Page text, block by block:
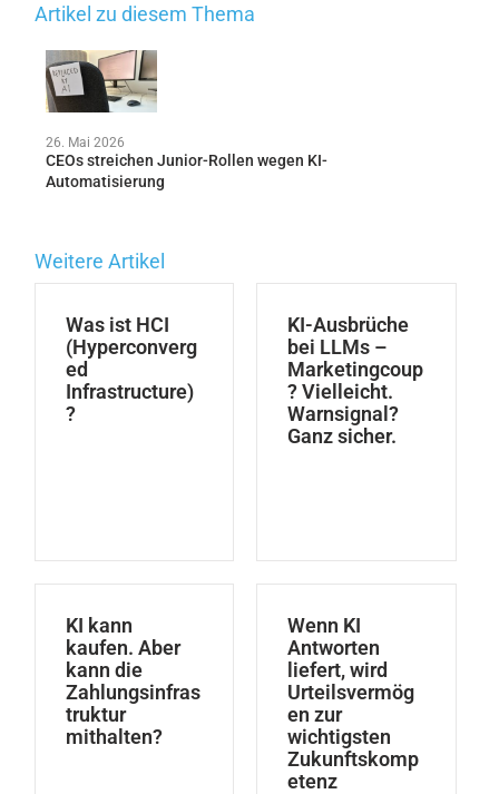
Artikel zu diesem Thema
26. Mai 2026
CEOs streichen Junior-Rollen wegen KI-
Automatisierung
Weitere Artikel
Was ist HCI
(Hyperconverg
ed
Infrastructure)
?
KI-Ausbrüche
bei LLMs –
Marketingcoup
? Vielleicht.
Warnsignal?
Ganz sicher.
KI kann
kaufen. Aber
kann die
Zahlungsinfras
truktur
mithalten?
Wenn KI
Antworten
liefert, wird
Urteilsvermög
en zur
wichtigsten
Zukunftskomp
etenz